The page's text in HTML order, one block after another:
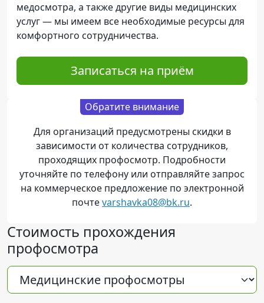
медосмотра, а также другие виды медицинских
услуг — мы имеем все необходимые ресурсы для
комфортного сотрудничества.
Записаться на приём
Обратите внимание
Для организаций предусмотрены скидки в
зависимости от количества сотрудников,
проходящих профосмотр. Подробности
уточняйте по телефону или отправляйте запрос
на коммерческое предложение по электронной
почтеvarshavka08@bk.ru.
Стоимость прохождения
профосмотра